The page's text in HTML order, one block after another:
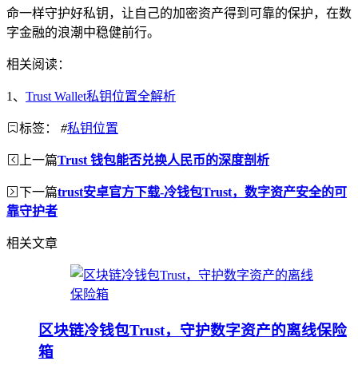
命一样守护好私钥，让自己的加密资产得到可靠的保护，在数
字金融的浪潮中稳健前行。
相关阅读：
1、 Trust Wallet私钥位置全解析
标签： #私钥位置
上一篇Trust 钱包能否兑换人民币的深度剖析
下一篇trust安卓官方下载-冷钱包Trust，数字资产安全的可
靠守护者
相关文章
区块链冷钱包Trust，守护数字资产的离线保险
箱